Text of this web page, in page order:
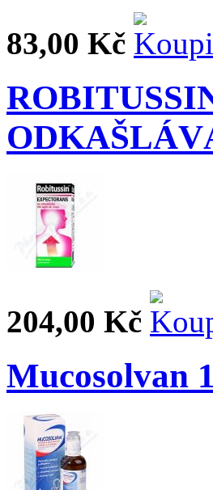
83,00 Kč
204,00 Kč
Mucosolvan